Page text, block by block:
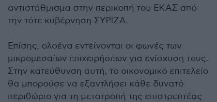
αντιστάθμισμα στην περικοπή του ΕΚΑΣ από
την τότε κυβέρνηση ΣΥΡΙΖΑ.
Επίσης, ολοένα εντείνονται οι φωνές των
μικρομεσαίων επιχειρήσεων για ενίσχυση τους.
Στην κατεύθυνση αυτή, το οικονομικό επιτελείο
θα μπορούσε να εξαντλήσει κάθε δυνατό
περιθώριο για τη μετατροπή της επιστρεπτέας